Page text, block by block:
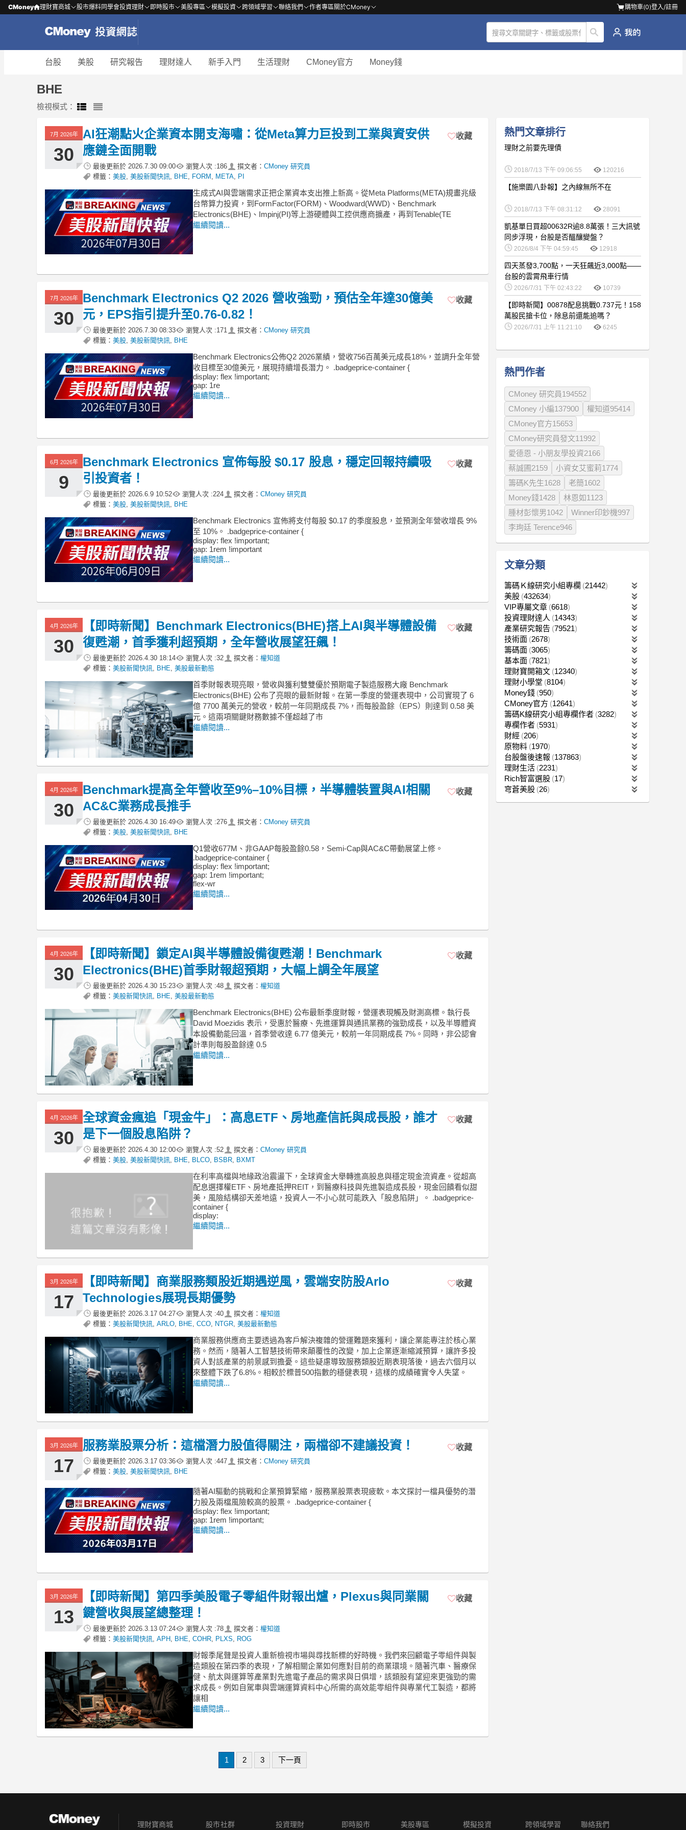
CMoney 理財寶商城 股市爆料同學會投資理財 即時股市 美股專區 模擬投資 跨領域學習 聯絡我們 作者專區關於CMoney 購物車(0)登入/註冊
台股 美股 研究報告 理財達人 新手入門 生活理財 CMoney官方 Money錢
BHE
檢視模式：
7月 2026年
30
AI狂潮點火企業資本開支海嘯：從Meta算力巨投到工業與資安供
應鏈全面開戰
最後更新於 2026.7.30 09:00 瀏覽人次 :186 撰文者： CMoney 研究員
標籤： 美股 美股新聞快訊 BHE FORM META PI
收藏
生成式AI與雲端需求正把企業資本支出推上新高。從Meta Platforms(META)規畫兆級
台幣算力投資，到FormFactor(FORM)、Woodward(WWD)、Benchmark
Electronics(BHE)、Impinj(PI)等上游硬體與工控供應商擴產，再到Tenable(TE
繼續閱讀...
7月 2026年
30
Benchmark Electronics Q2 2026 營收強勁，預估全年達30億美
元，EPS指引提升至0.76-0.82！
最後更新於 2026.7.30 08:33 瀏覽人次 :171 撰文者： CMoney 研究員
標籤： 美股 美股新聞快訊 BHE
收藏
Benchmark Electronics公佈Q2 2026業績，營收756百萬美元成長18%，並調升全年營
收目標至30億美元，展現持續增長潛力。 .badgeprice-container {
display: flex !important;
gap: 1re
繼續閱讀...
6月 2026年
9
Benchmark Electronics 宣佈每股 $0.17 股息，穩定回報持續吸
引投資者！
最後更新於 2026.6.9 10:52 瀏覽人次 :224 撰文者： CMoney 研究員
標籤： 美股 美股新聞快訊 BHE
收藏
Benchmark Electronics 宣佈將支付每股 $0.17 的季度股息，並預測全年營收增長 9%
至 10%。 .badgeprice-container {
display: flex !important;
gap: 1rem !important
繼續閱讀...
4月 2026年
30
【即時新聞】Benchmark Electronics(BHE)搭上AI與半導體設備
復甦潮，首季獲利超預期，全年營收展望狂飆！
最後更新於 2026.4.30 18:14 瀏覽人次 :32 撰文者： 權知道
標籤： 美股新聞快訊 BHE 美股最新動態
收藏
首季財報表現亮眼，營收與獲利雙雙優於預期電子製造服務大廠 Benchmark
Electronics(BHE) 公布了亮眼的最新財報。在第一季度的營運表現中，公司實現了 6
億 7700 萬美元的營收，較前一年同期成長 7%，而每股盈餘（EPS）則達到 0.58 美
元。這兩項關鍵財務數據不僅超越了市
繼續閱讀...
4月 2026年
30
Benchmark提高全年營收至9%–10%目標，半導體裝置與AI相關
AC&C業務成長推手
最後更新於 2026.4.30 16:49 瀏覽人次 :276 撰文者： CMoney 研究員
標籤： 美股 美股新聞快訊 BHE
收藏
Q1營收677M、非GAAP每股盈餘0.58，Semi‑Cap與AC&C帶動展望上修。
.badgeprice-container {
display: flex !important;
gap: 1rem !important;
flex-wr
繼續閱讀...
4月 2026年
30
【即時新聞】鎖定AI與半導體設備復甦潮！Benchmark
Electronics(BHE)首季財報超預期，大幅上調全年展望
最後更新於 2026.4.30 15:23 瀏覽人次 :48 撰文者： 權知道
標籤： 美股新聞快訊 BHE 美股最新動態
收藏
Benchmark Electronics(BHE) 公布最新季度財報，營運表現觸及財測高標。執行長
David Moezidis 表示，受惠於醫療、先進運算與通訊業務的強勁成長，以及半導體資
本設備動能回溫，首季營收達 6.77 億美元，較前一年同期成長 7%。同時，非公認會
計準則每股盈餘達 0.5
繼續閱讀...
4月 2026年
30
全球資金瘋追「現金牛」：高息ETF、房地產信託與成長股，誰才
是下一個股息陷阱？
最後更新於 2026.4.30 12:00 瀏覽人次 :52 撰文者： CMoney 研究員
標籤： 美股 美股新聞快訊 BHE BLCO BSBR BXMT
收藏
在利率高檔與地緣政治震盪下，全球資金大舉轉進高股息與穩定現金流資產。從超高
配息選擇權ETF、房地產抵押REIT，到醫療科技與先進製造成長股，現金回饋看似甜
美，風險結構卻天差地遠，投資人一不小心就可能跌入「股息陷阱」。 .badgeprice-
container {
display:
繼續閱讀...
3月 2026年
17
【即時新聞】商業服務類股近期遇逆風，雲端安防股Arlo
Technologies展現長期優勢
最後更新於 2026.3.17 04:27 瀏覽人次 :40 撰文者： 權知道
標籤： 美股新聞快訊 ARLO BHE CCO NTGR 美股最新動態
收藏
商業服務供應商主要透過為客戶解決複雜的營運難題來獲利，讓企業能專注於核心業
務。然而，隨著人工智慧技術帶來顛覆性的改變，加上企業逐漸縮減預算，讓許多投
資人對該產業的前景感到擔憂。這些疑慮導致服務類股近期表現落後，過去六個月以
來整體下跌了6.8%。相較於標普500指數的穩健表現，這樣的成績確實令人失望。
繼續閱讀...
3月 2026年
17
服務業股票分析：這檔潛力股值得關注，兩檔卻不建議投資！
最後更新於 2026.3.17 03:36 瀏覽人次 :447 撰文者： CMoney 研究員
標籤： 美股 美股新聞快訊 BHE
收藏
隨著AI驅動的挑戰和企業預算緊縮，服務業股票表現疲軟。本文探討一檔具優勢的潛
力股及兩檔風險較高的股票。 .badgeprice-container {
display: flex !important;
gap: 1rem !important;
繼續閱讀...
3月 2026年
13
【即時新聞】第四季美股電子零組件財報出爐，Plexus與同業關
鍵營收與展望總整理！
最後更新於 2026.3.13 07:24 瀏覽人次 :78 撰文者： 權知道
標籤： 美股新聞快訊 APH BHE COHR PLXS ROG
收藏
財報季尾聲是投資人重新檢視市場與尋找新標的好時機。我們來回顧電子零組件與製
造類股在第四季的表現，了解相關企業如何應對目前的商業環境。隨著汽車、醫療保
健、航太與運算等產業對先進電子產品的需求與日俱增，該類股有望迎來更強勁的需
求成長。例如自駕車與雲端運算資料中心所需的高效能零組件與專業代工製造，都將
讓相
繼續閱讀...
1 2 3 下一頁
熱門文章排行
理財之前要先理債
2018/7/13 下午 09:06:55 120216
【施樂園八卦報】之內線無所不在
2018/7/13 下午 08:31:12 28091
凱基單日買超00632R逾8.8萬張！三大訊號
同步浮現，台股是否醞釀變盤？
2026/8/4 下午 04:59:45 12918
四天蒸發3,700點，一天狂飆近3,000點——
台股的雲霄飛車行情
2026/7/31 下午 02:43:22 10739
【即時新聞】00878配息挑戰0.737元！158
萬股民搶卡位，除息前還能追嗎？
2026/7/31 上午 11:21:10 6245
熱門作者
CMoney 研究員194552
CMoney 小編137900
權知道95414
CMoney官方15653
CMoney研究員發文11992
愛德恩 - 小朋友學投資2166
蔡誠圃2159
小資女艾蜜莉1774
籌碼K先生1628
老簡1602
Money錢1428
林恩如1123
腫材彭懷男1042
Winner印鈔機997
李珣廷 Terence946
文章分類
籌碼Ｋ線研究小組專欄
21442
美股 432634
VIP專屬文章 6618
投資理財達人
14343
產業研究報告 79521
技術面 2678
籌碼面 3065
基本面 7821
理財寶開箱文 12340
理財小學堂 8104
Money錢 950
CMoney官方 12641
籌碼K線研究小組專欄作者 3282
專欄作者 5931
財經 206
原物料 1970
台股盤後速報 137863
理財生活 2231
Rich智富選股 17
穹蒼美股 26
理財寶商城 股市社群 投資理財 即時股市 美股專區 模擬投資 跨領域學習 聯絡我們